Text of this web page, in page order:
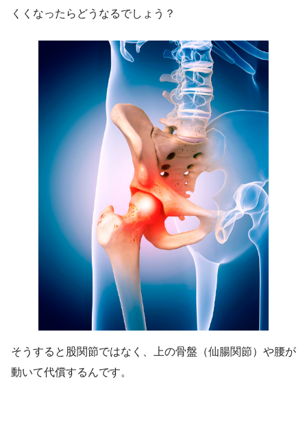
くくなったらどうなるでしょう？
そうすると股関節ではなく、上の骨盤（仙腸関節）や腰が
動いて代償するんです。